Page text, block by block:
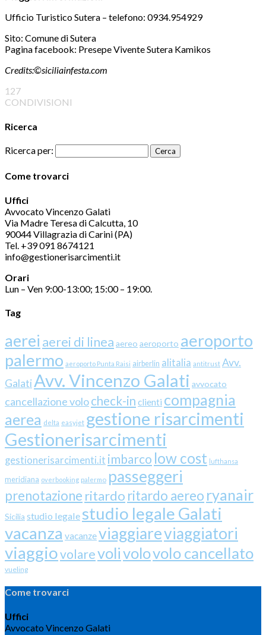
Ufficio Turistico Sutera – telefono: 0934.954929
Sito: Comune di Sutera
Pagina facebook: Presepe Vivente Sutera Kamikos
Credits:©siciliainfesta.com
127
CONDIVISIONI
Ricerca
Ricerca per:
Come trovarci
Uffici
Avvocato Vincenzo Galati
Via Madre Teresa di Calcutta, 10
90044 Villagrazia di Carini (PA)
Tel. +39 091 8674121
info@gestionerisarcimenti.it
Orari
Lun – Ven 9:00-13:00; 15:00 – 19:00.
Tag
aerei aerei di linea aereo aeroporto aeroporto
palermo aeroporto Punta Raisi airberlin alitalia antitrust Avv.
GalatiAvv. Vincenzo Galati avvocato
cancellazione volocheck-in clienti compagnia
aerea delta easyjet gestione risarcimenti
Gestionerisarcimenti
gestionerisarcimenti.it imbarco low cost lufthansa
meridiana overbooking palermo passeggeri
prenotazione ritardo ritardo aereo ryanair
Sicilia studio legale studio legale Galati
vacanza vacanzeviaggiareviaggiatori
viaggiovolarevolivolovolo cancellato
vueling
Come trovarci
Uffici
Avvocato Vincenzo Galati